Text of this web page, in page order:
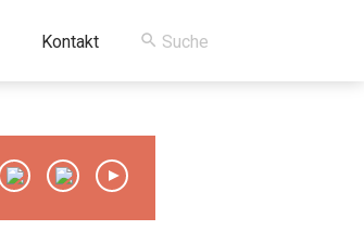
Kontakt